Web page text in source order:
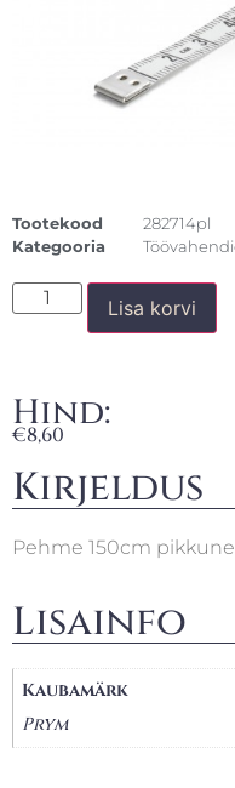
Tootekood
282714pl
Kategooria
Lisa korvi
Hind:
€8,60
Kirjeldus
Pehme 150cm
Lisainfo
Kaubamärk
Prym